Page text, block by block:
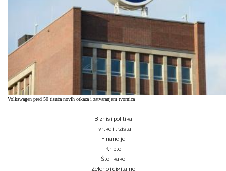
Volkswagen pred 50 tisuća novih otkaza i zatvaranjem tvornica
Biznis i politika
Tvrtke i tržišta
Financije
Kripto
Što i kako
Zeleno i digitalno